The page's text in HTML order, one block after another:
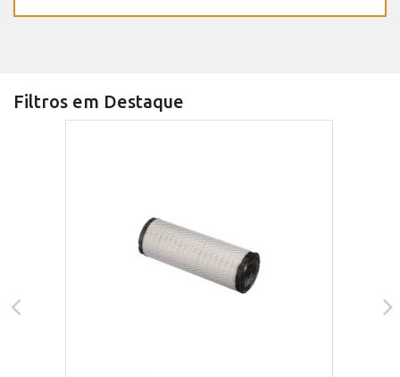
Filtros em Destaque